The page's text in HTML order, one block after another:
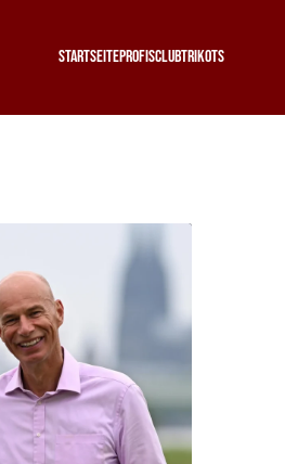
StartseiteProfisClubTrikots